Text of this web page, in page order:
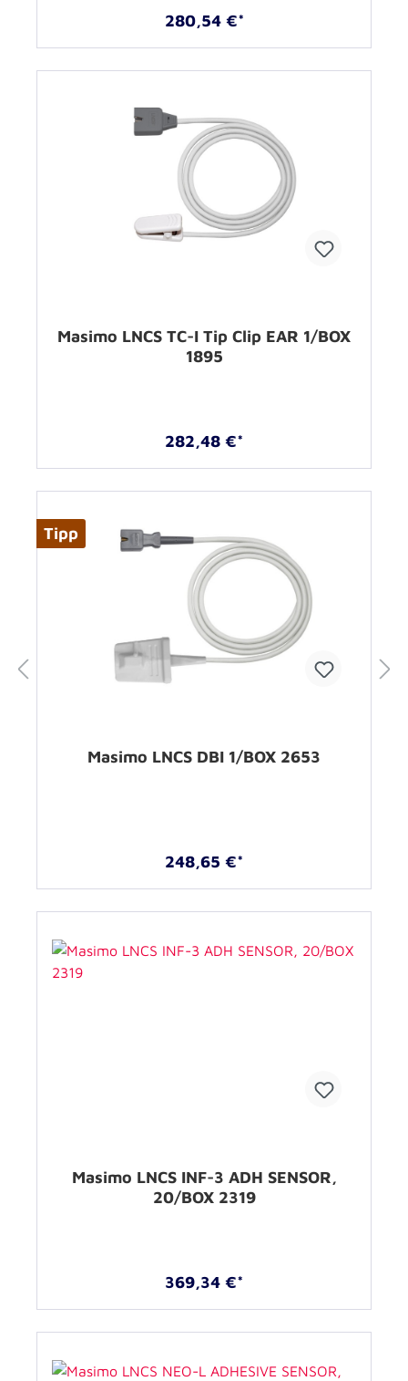
280,54 €*
Masimo LNCS TC-I Tip Clip EAR 1/BOX
1895
282,48 €*
Tipp
Masimo LNCS DBI 1/BOX 2653
248,65 €*
Masimo LNCS INF-3 ADH SENSOR,
20/BOX 2319
369,34 €*